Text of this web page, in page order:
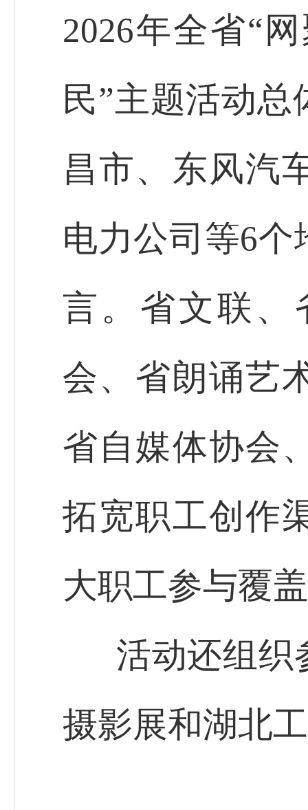
2026年全省“
民”主题活动
昌市、东风汽
电力公司等6
言。省文联、
会、省朗诵艺
省自媒体协会
拓宽职工创作
大职工参与覆
活动还组织
摄影展和湖北